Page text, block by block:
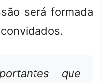
será formada
que